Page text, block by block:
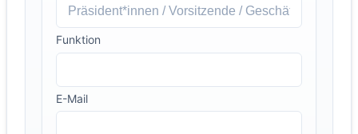
Funktion
E-Mail